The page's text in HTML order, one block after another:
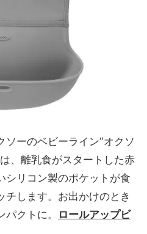
ソーのベビーライン“オクソ
、離乳食がスタートした赤
シリコン製のポケットが食
チします。お出かけのとき
クトに。
ロールアップビ